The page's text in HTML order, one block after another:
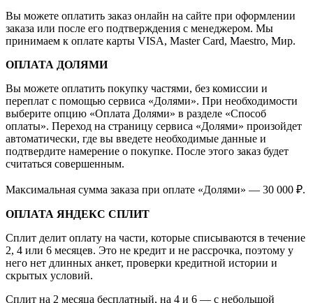
Вы можете оплатить заказ онлайн на сайте при оформлении
заказа или после его подтверждения с менеджером. Мы
принимаем к оплате карты VISA, Master Card, Maestro, Мир.
ОПЛАТА ДОЛЯМИ
Вы можете оплатить покупку частями, без комиссии и
переплат с помощью сервиса «Долями». При необходимости
выберите опцию «Оплата Долями» в разделе «Способ
оплаты». Переход на страницу сервиса «Долями» произойдет
автоматически, где вы введете необходимые данные и
подтвердите намерение о покупке. После этого заказ будет
считаться совершенным.
Максимальная сумма заказа при оплате «Долями» — 30 000 ₽.
ОПЛАТА ЯНДЕКС СПЛИТ
Сплит делит оплату на части, которые списываются в течение
2, 4 или 6 месяцев. Это не кредит и не рассрочка, поэтому у
него нет длинных анкет, проверки кредитной истории и
скрытых условий.
Сплит на 2 месяца бесплатный, на 4 и 6 — с небольшой